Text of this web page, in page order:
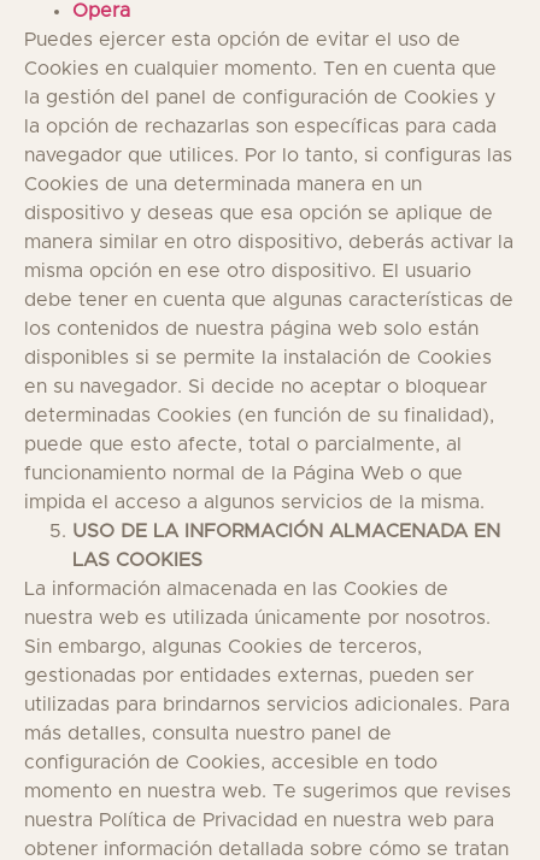
Opera
Puedes ejercer esta opción de evitar el uso de
Cookies en cualquier momento. Ten en cuenta que
la gestión del panel de configuración de Cookies y
la opción de rechazarlas son específicas para cada
navegador que utilices. Por lo tanto, si configuras las
Cookies de una determinada manera en un
dispositivo y deseas que esa opción se aplique de
manera similar en otro dispositivo, deberás activar la
misma opción en ese otro dispositivo. El usuario
debe tener en cuenta que algunas características de
los contenidos de nuestra página web solo están
disponibles si se permite la instalación de Cookies
en su navegador. Si decide no aceptar o bloquear
determinadas Cookies (en función de su finalidad),
puede que esto afecte, total o parcialmente, al
funcionamiento normal de la Página Web o que
impida el acceso a algunos servicios de la misma.
USO DE LA INFORMACIÓN ALMACENADA EN
LAS COOKIES
La información almacenada en las Cookies de
nuestra web es utilizada únicamente por nosotros.
Sin embargo, algunas Cookies de terceros,
gestionadas por entidades externas, pueden ser
utilizadas para brindarnos servicios adicionales. Para
más detalles, consulta nuestro panel de
configuración de Cookies, accesible en todo
momento en nuestra web. Te sugerimos que revises
nuestra Política de Privacidad en nuestra web para
obtener información detallada sobre cómo se tratan